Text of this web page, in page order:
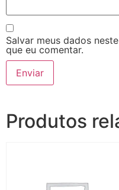
Salvar meus dados
que eu comentar.
Produtos